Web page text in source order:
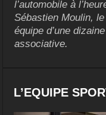
l’automobile à
Sébastien Moulin,
équipe d’une
associative.
L’EQUIPE